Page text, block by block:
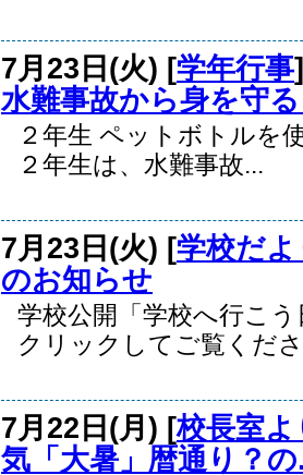
7月23日(火) [学年行事
水難事故から身を守
２年生 ペットボト
２年生は、水難事故...
7月23日(火) [学校だ
のお知らせ
学校公開「学校へ行こ
クリックしてご覧くだ
7月22日(月) [校長室よ
気「大暑」暦通り？